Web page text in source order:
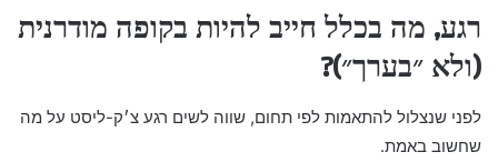
רגע, מה בכלל חייב להיות בקופה מודרנית
(ולא ״בערך״)?
לפני שנצלול להתאמות לפי תחום, שווה לשים רגע צ׳ק-ליסט על מה
שחשוב באמת.